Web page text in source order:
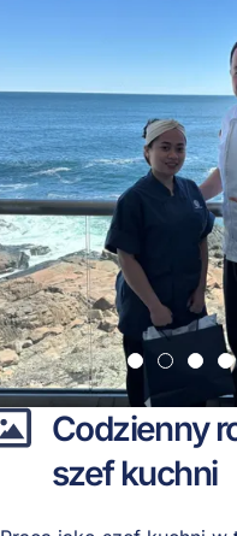
Codzienny
szef kuchni